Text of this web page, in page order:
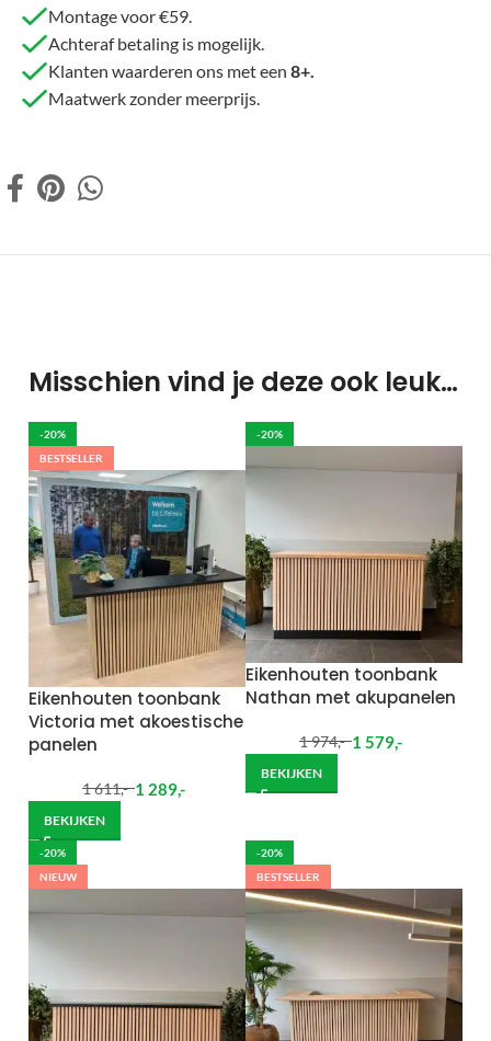
Montage voor €59.
Achteraf betaling is mogelijk.
Klanten waarderen ons met een 8+.
Maatwerk zonder meerprijs.
Misschien vind je deze ook leuk…
-20%
BESTSELLER
Eikenhouten toonbank
Victoria met akoestische
panelen
1 611,- 1 289,-
BEKIJKEN
-20%
Eikenhouten toonbank
Nathan met akupanelen
1 974,- 1 579,-
BEKIJKEN
-20%
NIEUW
-20%
BESTSELLER